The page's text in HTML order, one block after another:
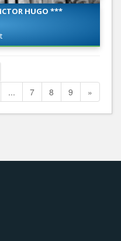
HUGO ***
... 7 8 9 »